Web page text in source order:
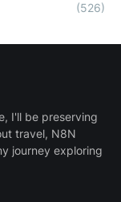
(526)
I'll be preserving
travel, N8N
journey exploring